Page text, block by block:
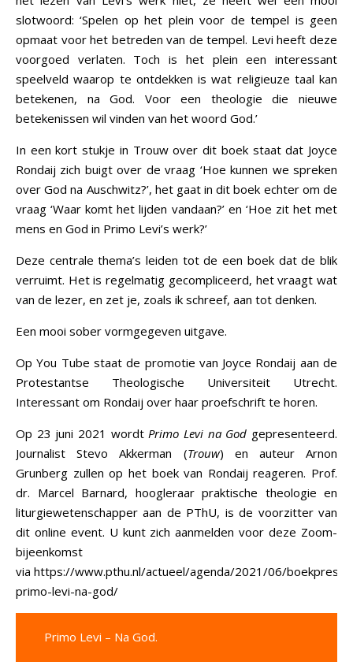
slotwoord: ‘Spelen op het plein voor de tempel is geen
opmaat voor het betreden van de tempel. Levi heeft deze
voorgoed verlaten. Toch is het plein een interessant
speelveld waarop te ontdekken is wat religieuze taal kan
betekenen, na God. Voor een theologie die nieuwe
betekenissen wil vinden van het woord God.’
In een kort stukje in Trouw over dit boek staat dat Joyce
Rondaij zich buigt over de vraag ‘Hoe kunnen we spreken
over God na Auschwitz?’, het gaat in dit boek echter om de
vraag ‘Waar komt het lijden vandaan?’ en ‘Hoe zit het met
mens en God in Primo Levi’s werk?’
Deze centrale thema’s leiden tot de een boek dat de blik
verruimt. Het is regelmatig gecompliceerd, het vraagt wat
van de lezer, en zet je, zoals ik schreef, aan tot denken.
Een mooi sober vormgegeven uitgave.
Op You Tube staat de promotie van Joyce Rondaij aan de
Protestantse Theologische Universiteit Utrecht.
Interessant om Rondaij over haar proefschrift te horen.
Op 23 juni 2021 wordt Primo Levi na God gepresenteerd.
Journalist Stevo Akkerman (Trouw) en auteur Arnon
Grunberg zullen op het boek van Rondaij reageren. Prof.
dr. Marcel Barnard, hoogleraar praktische theologie en
liturgiewetenschapper aan de PThU, is de voorzitter van
dit online event. U kunt zich aanmelden voor deze Zoom-
bijeenkomst
via https://www.pthu.nl/actueel/agenda/2021/06/
primo-levi-na-god/
Primo Levi – Na God.